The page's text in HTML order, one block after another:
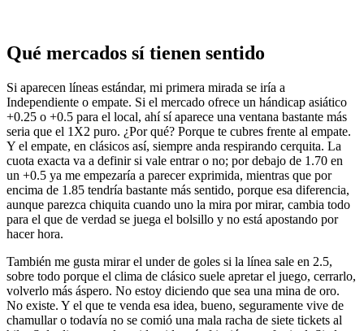
Qué mercados sí tienen sentido
Si aparecen líneas estándar, mi primera mirada se iría a
Independiente o empate. Si el mercado ofrece un hándicap asiático
+0.25 o +0.5 para el local, ahí sí aparece una ventana bastante más
seria que el 1X2 puro. ¿Por qué? Porque te cubres frente al empate.
Y el empate, en clásicos así, siempre anda respirando cerquita. La
cuota exacta va a definir si vale entrar o no; por debajo de 1.70 en
un +0.5 ya me empezaría a parecer exprimida, mientras que por
encima de 1.85 tendría bastante más sentido, porque esa diferencia,
aunque parezca chiquita cuando uno la mira por mirar, cambia todo
para el que de verdad se juega el bolsillo y no está apostando por
hacer hora.
También me gusta mirar el under de goles si la línea sale en 2.5,
sobre todo porque el clima de clásico suele apretar el juego, cerrarlo,
volverlo más áspero. No estoy diciendo que sea una mina de oro.
No existe. Y el que te venda esa idea, bueno, seguramente vive de
chamullar o todavía no se comió una mala racha de siete tickets al